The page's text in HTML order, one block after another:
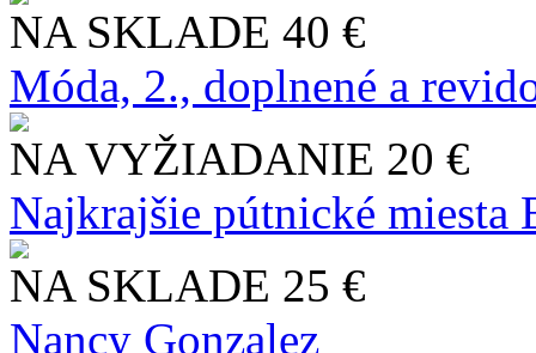
NA SKLADE 40 €
Móda, 2., doplnené a
NA VYŽIADANIE 20 €
Najkrajšie pútnické miesta
NA SKLADE 25 €
Nancy Gonzalez